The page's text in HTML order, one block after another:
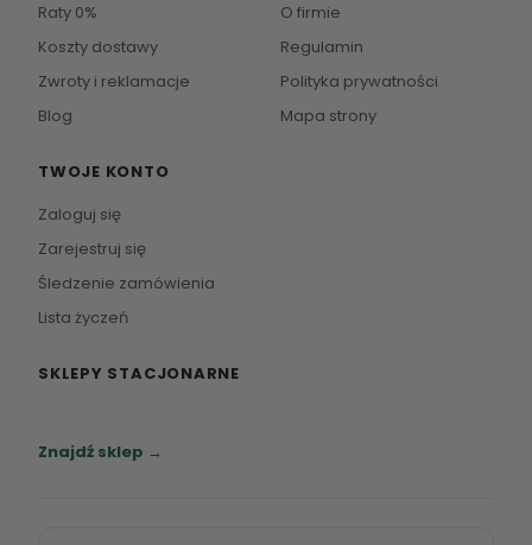
Raty 0%
Koszty dostawy
Zwroty i reklamacje
Blog
O firmie
Regulamin
Polityka prywatności
Mapa strony
TWOJE KONTO
Zaloguj się
Zarejestruj się
Śledzenie zamówienia
Lista życzeń
SKLEPY STACJONARNE
Znajdź sklep →